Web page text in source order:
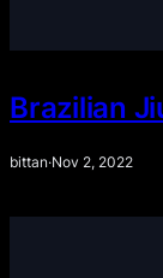
Brazilian
bittan·Nov 2, 2022